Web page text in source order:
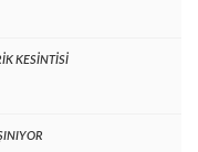
KESİNTİSİ